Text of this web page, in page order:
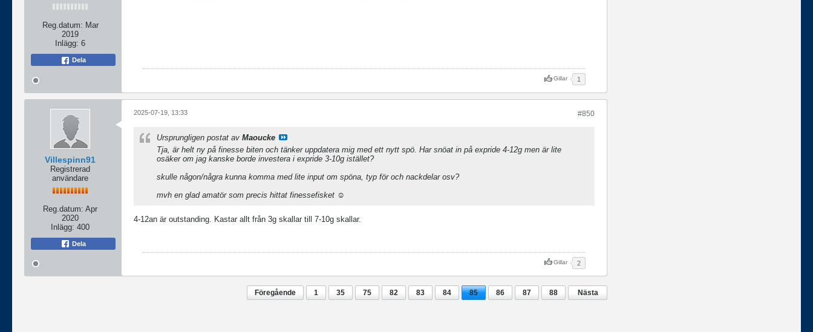
Reg.datum: Mar
2019
Inlägg: 6
Dela
Gillar 1
Villespinn91
Registrerad
användare
Reg.datum: Apr
2020
Inlägg: 400
Dela
#850
2025-07-19, 13:33
Ursprungligen postat av Maoucke
Tja, är helt ny på finesse biten och tänker uppdatera mig med ett nytt spö. Har snöat in på expride 4-12g men är lite
osäker om jag kanske borde investera i expride 3-10g istället?
skulle någon/några kunna komma med lite input om spöna, typ för och nackdelar osv?
mvh en glad amatör som precis hittat finessefisket ☺️
4-12an är outstanding. Kastar allt från 3g skallar till 7-10g skallar.
Gillar 2
Föregående 1 35 75 82 83 84 85 86 87 88 Nästa